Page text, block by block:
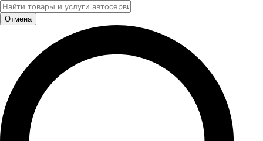
Отмена